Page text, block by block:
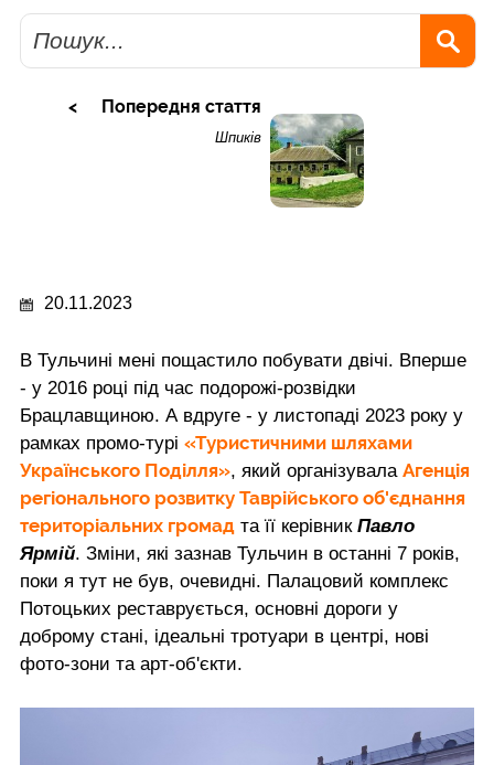
Пошук
Попередня стаття
Шпиків
20.11.2023
В Тульчині мені пощастило побувати двічі. Вперше
- у 2016 році під час подорожі-розвідки
Брацлавщиною. А вдруге - у листопаді 2023 року у
рамках промо-турі «Туристичними шляхами
Українського Поділля», який організувала Агенція
регіонального розвитку Таврійського об'єднання
територіальних громад та її керівник Павло
Ярмій. Зміни, які зазнав Тульчин в останні 7 років,
поки я тут не був, очевидні. Палацовий комплекс
Потоцьких реставрується, основні дороги у
доброму стані, ідеальні тротуари в центрі, нові
фото-зони та арт-об'єкти.